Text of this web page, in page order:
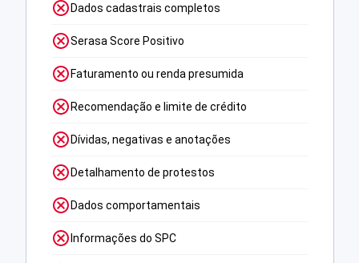
Dados cadastrais completos
Serasa Score Positivo
Faturamento ou renda presumida
Recomendação e limite de crédito
Dívidas, negativas e anotações
Detalhamento de protestos
Dados comportamentais
Informações do SPC